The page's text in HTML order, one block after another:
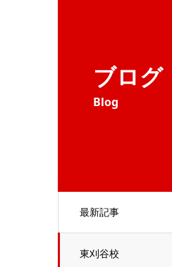
ブログ
Blog
最新記事
東刈谷校